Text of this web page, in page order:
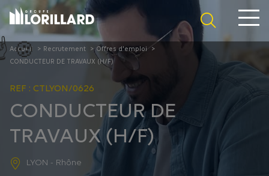
Accueil Recrutement
Offres d'emploi
CONDUCTEUR DE TRAVAUX (H/F)
REF : CTLYON/0626
CONDUCTEUR DE
TRAVAUX (H/F)
LYON - Rhône
Panneau de gestion des cookies